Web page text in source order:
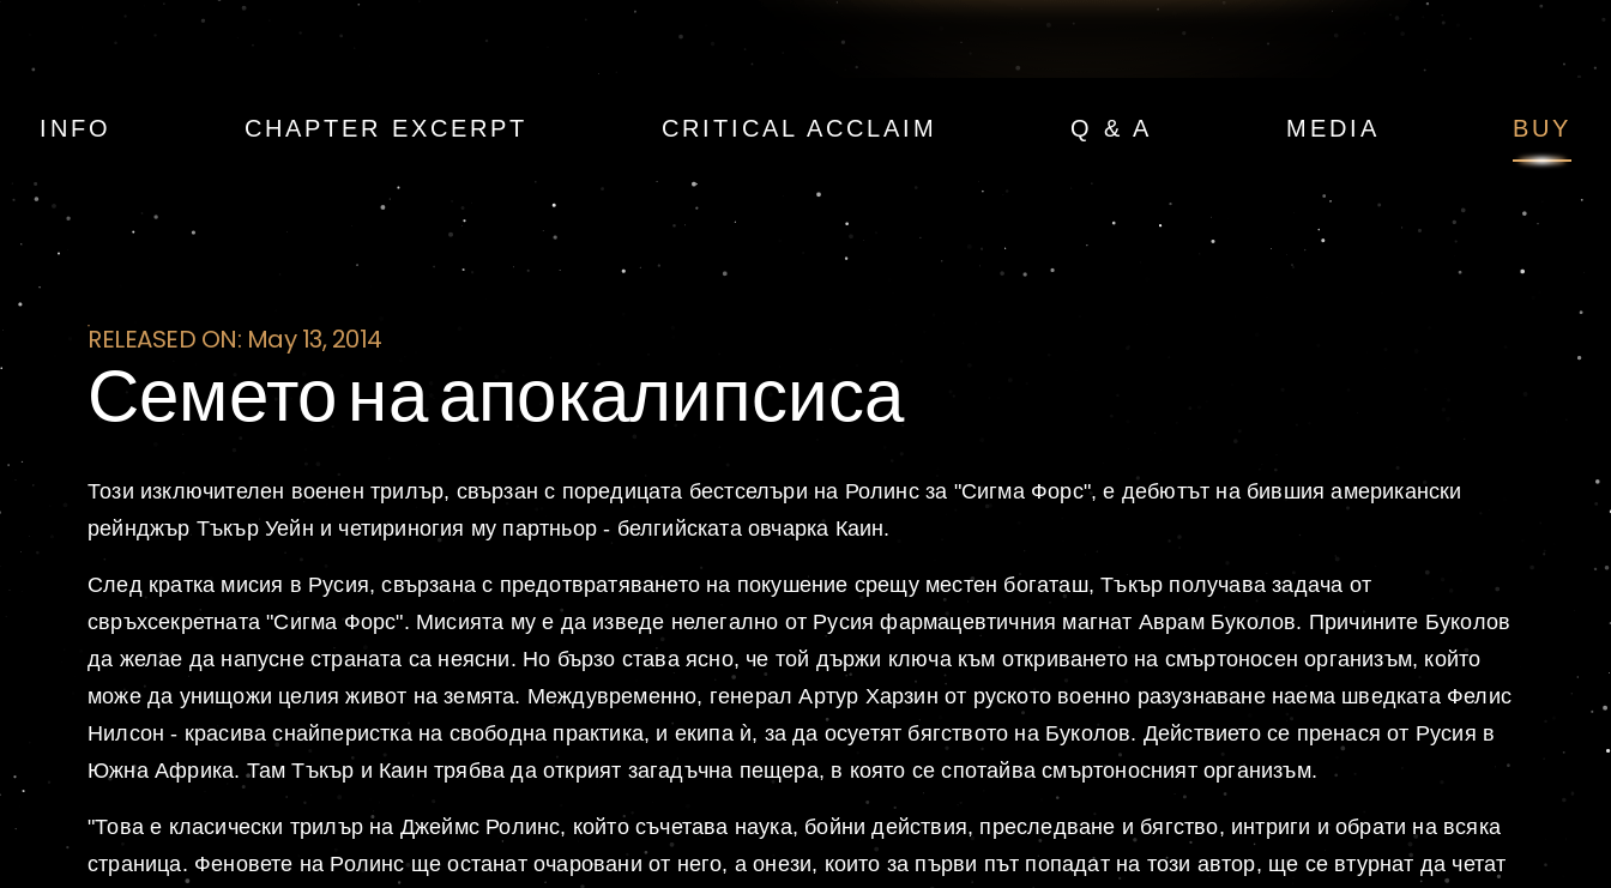
Семето на апокалипсиса
INFO CHAPTER EXCERPT CRITICAL ACCLAIM Q & A MEDIA BUY
RELEASED ON: May 13, 2014
Семето на апокалипсиса
Този изключителен военен трилър, свързан с поредицата бестселъри на Ролинс за "Сигма Форс", е дебютът на бившия американски
рейнджър Тъкър Уейн и четириногия му партньор - белгийската овчарка Каин.
След кратка мисия в Русия, свързана с предотвратяването на покушение срещу местен богаташ, Тъкър получава задача от
свръхсекретната "Сигма Форс". Мисията му е да изведе нелегално от Русия фармацевтичния магнат Аврам Буколов. Причините Буколов
да желае да напусне страната са неясни. Но бързо става ясно, че той държи ключа към откриването на смъртоносен организъм, който
може да унищожи целия живот на земята. Междувременно, генерал Артур Харзин от руското военно разузнаване наема шведката Фелис
Нилсон - красива снайперистка на свободна практика, и екипа ѝ, за да осуетят бягството на Буколов. Действието се пренася от Русия в
Южна Африка. Там Тъкър и Каин трябва да открият загадъчна пещера, в която се спотайва смъртоносният организъм.
"Това е класически трилър на Джеймс Ролинс, който съчетава наука, бойни действия, преследване и бягство, интриги и обрати на всяка
страница. Феновете на Ролинс ще останат очаровани от него, а онези, които за първи път попадат на този автор, ще се втурнат да четат